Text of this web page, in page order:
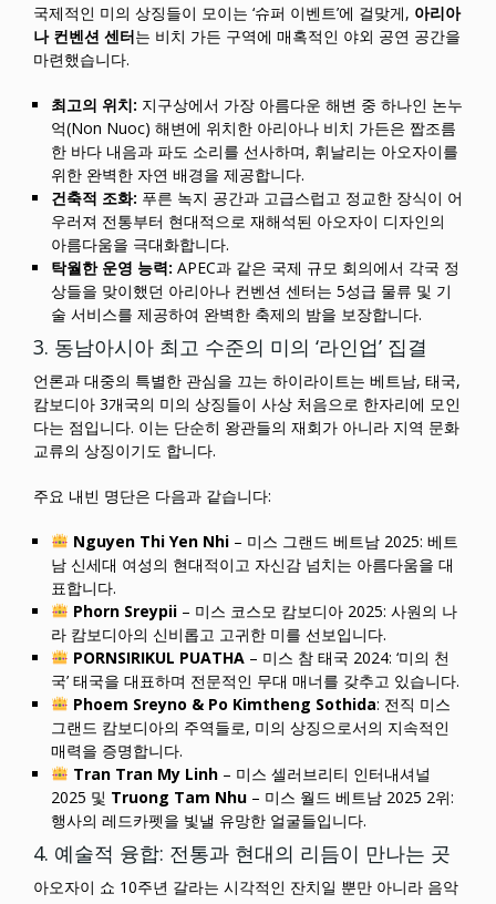
국제적인 미의 상징들이 모이는 ‘슈퍼 이벤트’에 걸맞게, 아리아
나 컨벤션 센터는 비치 가든 구역에 매혹적인 야외 공연 공간을
마련했습니다.
최고의 위치: 지구상에서 가장 아름다운 해변 중 하나인 논누
억(Non Nuoc) 해변에 위치한 아리아나 비치 가든은 짭조름
한 바다 내음과 파도 소리를 선사하며, 휘날리는 아오자이를
위한 완벽한 자연 배경을 제공합니다.
건축적 조화: 푸른 녹지 공간과 고급스럽고 정교한 장식이 어
우러져 전통부터 현대적으로 재해석된 아오자이 디자인의
아름다움을 극대화합니다.
탁월한 운영 능력: APEC과 같은 국제 규모 회의에서 각국 정
상들을 맞이했던 아리아나 컨벤션 센터는 5성급 물류 및 기
술 서비스를 제공하여 완벽한 축제의 밤을 보장합니다.
3. 동남아시아 최고 수준의 미의 ‘라인업’ 집결
언론과 대중의 특별한 관심을 끄는 하이라이트는 베트남, 태국,
캄보디아 3개국의 미의 상징들이 사상 처음으로 한자리에 모인
다는 점입니다. 이는 단순히 왕관들의 재회가 아니라 지역 문화
교류의 상징이기도 합니다.
주요 내빈 명단은 다음과 같습니다:
Nguyen Thi Yen Nhi– 미스 그랜드 베트남 2025: 베트
남 신세대 여성의 현대적이고 자신감 넘치는 아름다움을 대
표합니다.
Phorn Sreypii– 미스 코스모 캄보디아 2025: 사원의 나
라 캄보디아의 신비롭고 고귀한 미를 선보입니다.
PORNSIRIKUL PUATHA– 미스 참 태국 2024: ‘미의 천
국’ 태국을 대표하며 전문적인 무대 매너를 갖추고 있습니다.
Phoem Sreyno & Po Kimtheng Sothida: 전직 미스
그랜드 캄보디아의 주역들로, 미의 상징으로서의 지속적인
매력을 증명합니다.
Tran Tran My Linh– 미스 셀러브리티 인터내셔널
2025 및 Truong Tam Nhu – 미스 월드 베트남 2025 2위:
행사의 레드카펫을 빛낼 유망한 얼굴들입니다.
4. 예술적 융합: 전통과 현대의 리듬이 만나는 곳
아오자이 쇼 10주년 갈라는 시각적인 잔치일 뿐만 아니라 음악